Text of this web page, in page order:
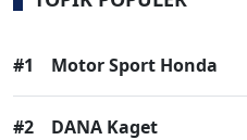
#1 Motor Sport Honda
#2 DANA Kaget